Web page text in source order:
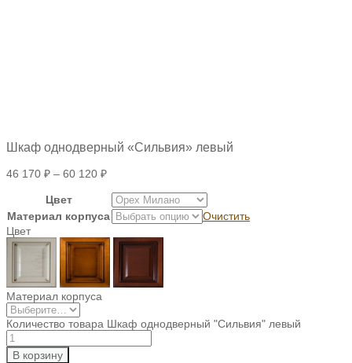
Шкаф однодверный «Сильвия» левый
46 170 ₽ – 60 120 ₽
Цвет
Материал корпуса
Очистить
Цвет
Материал корпуса
Количество товара Шкаф однодверный "Сильвия" левый
В корзину